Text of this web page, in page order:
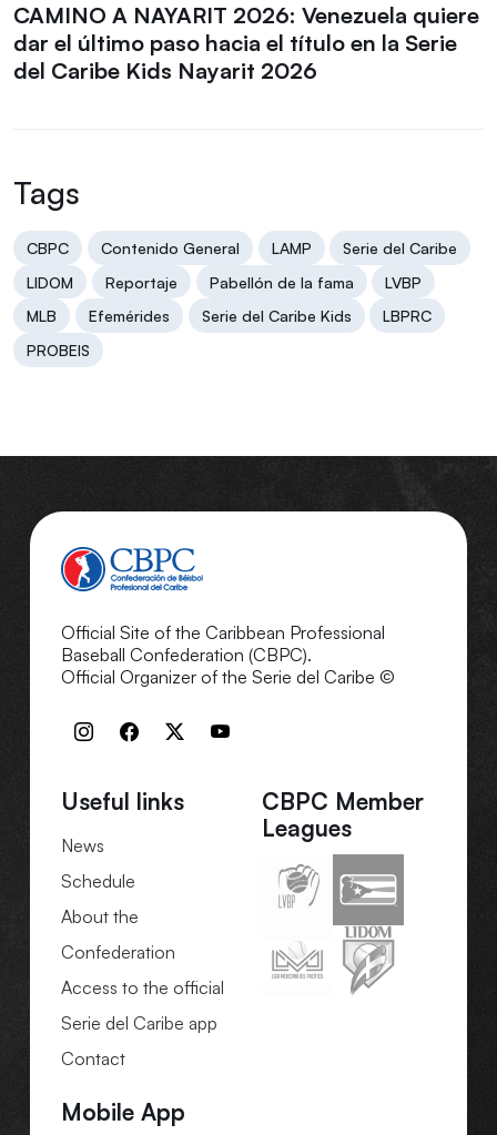
CAMINO A NAYARIT 2026: Venezuela quiere
dar el último paso hacia el título en la Serie
del Caribe Kids Nayarit 2026
Tags
CBPC Contenido General LAMP
Serie del Caribe
LIDOM
Reportaje Pabellón de la fama
LVBP
MLB
Efemérides Serie del Caribe Kids
LBPRC
PROBEIS
Official Site of the Caribbean Professional
Baseball Confederation (CBPC).
Official Organizer of the Serie del Caribe ©
Useful links
News
Schedule
About the
Confederation
Access to the official
Serie del Caribe app
Contact
CBPC Member
Leagues
Mobile App